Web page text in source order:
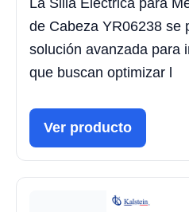
La Silla Eléctrica para
de Cabeza YR06238 se
solución avanzada para
que buscan optimizar l
Ver producto